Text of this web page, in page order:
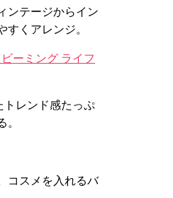
ンテージからイン
くアレンジ。
ーミング ライフ
トレンド感たっぷ
コスメを入れるバ